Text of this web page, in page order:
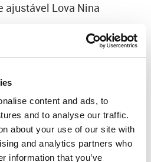
content and ads, to
and to analyse our traffic.
about your use of our site with
and analytics partners who
information that you’ve
ajustável Lova Nina